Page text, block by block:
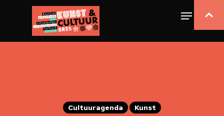
Cultuuragenda Kunst